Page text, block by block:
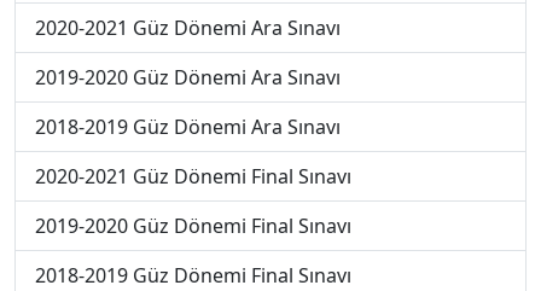
2020-2021 Güz Dönemi Ara Sınavı
2019-2020 Güz Dönemi Ara Sınavı
2018-2019 Güz Dönemi Ara Sınavı
2020-2021 Güz Dönemi Final Sınavı
2019-2020 Güz Dönemi Final Sınavı
2018-2019 Güz Dönemi Final Sınavı